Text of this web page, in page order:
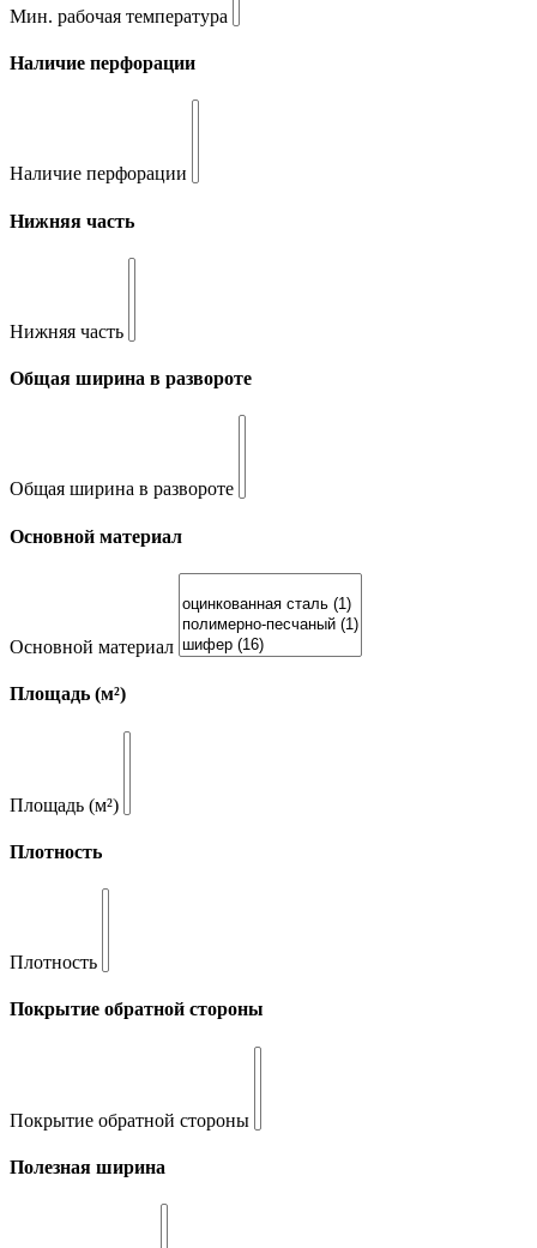
Мин. рабочая температура
Наличие перфорации
Наличие перфорации
Нижняя часть
Нижняя часть
Общая ширина в развороте
Общая ширина в развороте
Основной материал
Основной материал
Площадь (м²)
Площадь (м²)
Плотность
Плотность
Покрытие обратной стороны
Покрытие обратной стороны
Полезная ширина